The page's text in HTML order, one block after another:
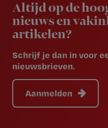
Altijd op de
nieuws en
artikelen?
Schrijf je dan in voor
nieuwsbrieven.
Aanmelden